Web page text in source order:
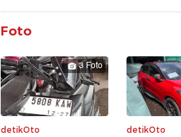
Foto
3 Foto
detikOto detikOto